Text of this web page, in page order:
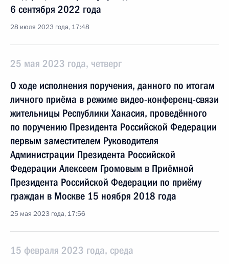
6 сентября 2022 года
28 июля 2023 года, 17:48
25 мая 2023 года, четверг
О ходе исполнения поручения, данного по итогам
личного приёма в режиме видео-конференц-связи
жительницы Республики Хакасия, проведённого
по поручению Президента Российской Федерации
первым заместителем Руководителя
Администрации Президента Российской
Федерации Алексеем Громовым в Приёмной
Президента Российской Федерации по приёму
граждан в Москве 15 ноября 2018 года
25 мая 2023 года, 17:56
15 февраля 2023 года, среда